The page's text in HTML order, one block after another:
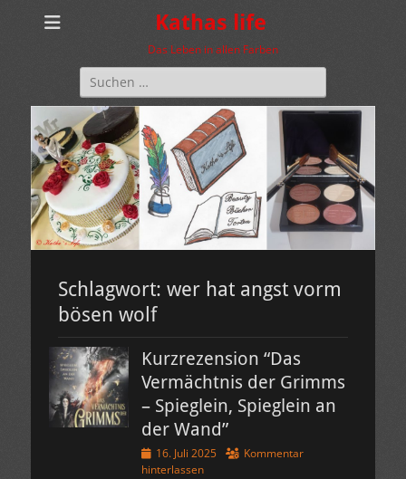
Kathas life
Das Leben in allen Farben
Suchen
nach:
Schlagwort: wer hat angst vorm
bösen wolf
Kurzrezension “Das
Vermächtnis der Grimms
– Spieglein, Spieglein an
der Wand”
Veröffentlicht
am
16. Juli 2025
Kommentar
hinterlassen